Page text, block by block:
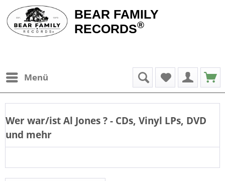
BEAR FAMILY
RECORDS®
Menü
Wer war/istAl Jones? - CDs, Vinyl LPs, DVD
und mehr